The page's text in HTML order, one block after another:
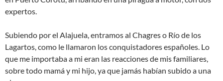
expertos.
Subiendo por el Alajuela, entramos al Chagres o Río de los
Lagartos, como le llamaron los conquistadores españoles. Lo
que me importaba a mi eran las reacciones de mis familiares,
sobre todo mamá y mi hijo, ya que jamás habían subido a una